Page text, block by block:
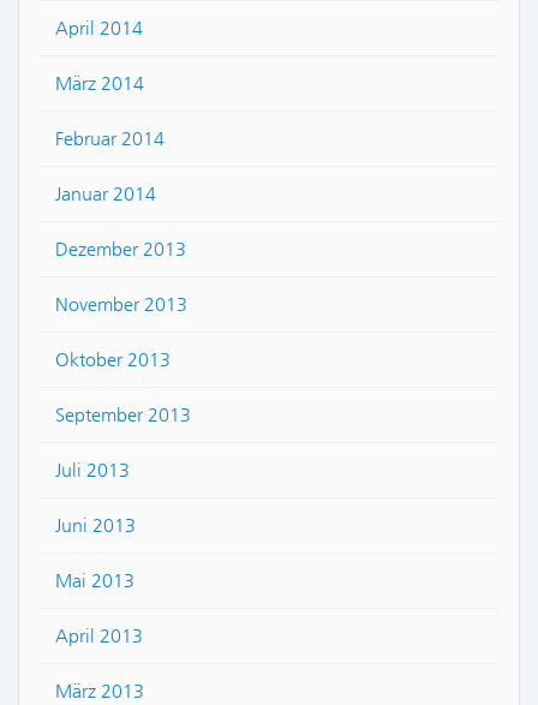
April 2014
März 2014
Februar 2014
Januar 2014
Dezember 2013
November 2013
Oktober 2013
September 2013
Juli 2013
Juni 2013
Mai 2013
April 2013
März 2013